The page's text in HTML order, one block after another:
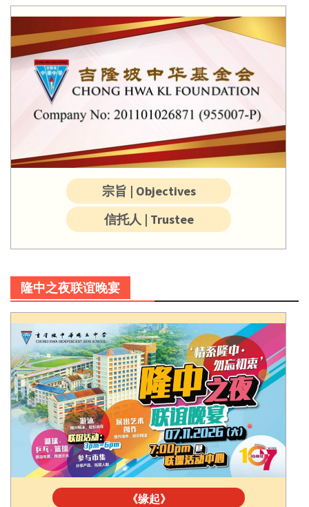
宗旨 | Objectives
信托人 | Trustee
隆中之夜联谊晚宴
《缘起》